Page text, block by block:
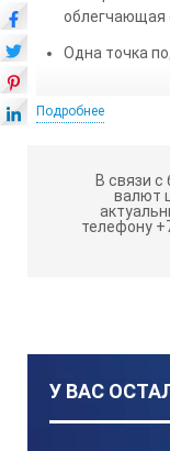
облегчающая
Одна точка
(10 Л/Ч) (ИСП
Подробнее
В связи
валют
телефону
У ВАС